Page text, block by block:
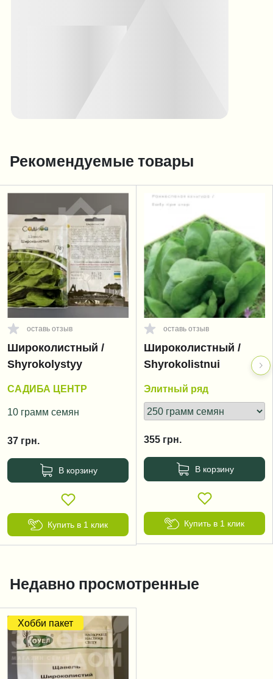
Рекомендуемые товары
оставь отзыв
Широколистный /
Shyrokolystyy
САДИБА ЦЕНТР
10 грамм семян
37 грн.
В корзину
Купить в 1 клик
оставь отзыв
Широколистный /
Shyrokolistnui
Элитный ряд
355 грн.
В корзину
Купить в 1 клик
Недавно просмотренные
Хобби пакет